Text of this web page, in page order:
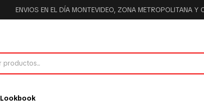
ENVIOS EN EL DÍA MONTEVIDEO, ZONA METROPOLITANA
Lookbook